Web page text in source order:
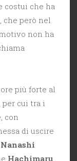
costui che ha
che però nel
non ha
più forte al
cui tra i
con
di uscire
Nanashi
Hachimaru